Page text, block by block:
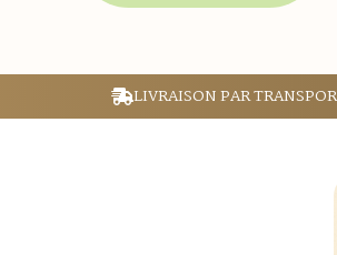
LIVRAISON PAR